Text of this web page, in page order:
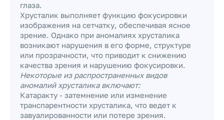
глаза.
Хрусталик выполняет функцию фокусировки
изображения на сетчатку, обеспечивая ясное
зрение. Однако при аномалиях хрусталика
возникают нарушения в его форме, структуре
или прозрачности, что приводит к снижению
качества зрения и нарушению фокусировки.
Некоторые из распространенных видов
аномалий хрусталика включают:
Катаракту - затемнение или изменение
транспарентности хрусталика, что ведет к
завуалированности или потере зрения.